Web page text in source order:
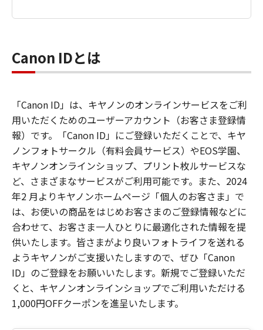
Canon IDとは
「Canon ID」は、キヤノンのオンラインサービスをご利
用いただくためのユーザーアカウント（お客さま登録情
報）です。「Canon ID」にご登録いただくことで、キヤ
ノンフォトサークル（有料会員サービス）やEOS学園、
キヤノンオンラインショップ、プリント枚ルサービスな
ど、さまざまなサービスがご利用可能です。また、2024
年2 月よりキヤノンホームページ「個人のお客さま」で
は、お使いの商品をはじめお客さまのご登録情報などに
合わせて、お客さま一人ひとりに最適化された情報を提
供いたします。皆さまがより良いフォトライフを送れる
ようキヤノンがご支援いたしますので、ぜひ「Canon
ID」のご登録をお願いいたします。新規でご登録いただ
くと、キヤノンオンラインショップでご利用いただける
1,000円OFFクーポンを進呈いたします。